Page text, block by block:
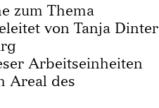
zum Thema
von Tanja Dinter
Arbeitseinheiten
Areal des